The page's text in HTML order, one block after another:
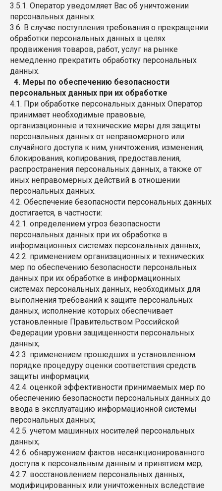
3.5.1. Оператор уведомляет Вас об уничтожении
персональных данных.
3.6. В случае поступления требования о прекращении
обработки персональных данных в целях
продвижения товаров, работ, услуг на рынке
немедленно прекратить обработку персональных
данных.
4. Меры по обеспечению безопасности
персональных данных при их обработке
4.1. При обработке персональных данных Оператор
принимает необходимые правовые,
организационные и технические меры для защиты
персональных данных от неправомерного или
случайного доступа к ним, уничтожения, изменения,
блокирования, копирования, предоставления,
распространения персональных данных, а также от
иных неправомерных действий в отношении
персональных данных.
4.2. Обеспечение безопасности персональных данных
достигается, в частности:
4.2.1. определением угроз безопасности
персональных данных при их обработке в
информационных системах персональных данных;
4.2.2. применением организационных и технических
мер по обеспечению безопасности персональных
данных при их обработке в информационных
системах персональных данных, необходимых для
выполнения требований к защите персональных
данных, исполнение которых обеспечивает
установленные Правительством Российской
Федерации уровни защищенности персональных
данных;
4.2.3. применением прошедших в установленном
порядке процедуру оценки соответствия средств
защиты информации;
4.2.4. оценкой эффективности принимаемых мер по
обеспечению безопасности персональных данных до
ввода в эксплуатацию информационной системы
персональных данных;
4.2.5. учетом машинных носителей персональных
данных;
4.2.6. обнаружением фактов несанкционированного
доступа к персональным данным и принятием мер;
4.2.7. восстановлением персональных данных,
модифицированных или уничтоженных вследствие